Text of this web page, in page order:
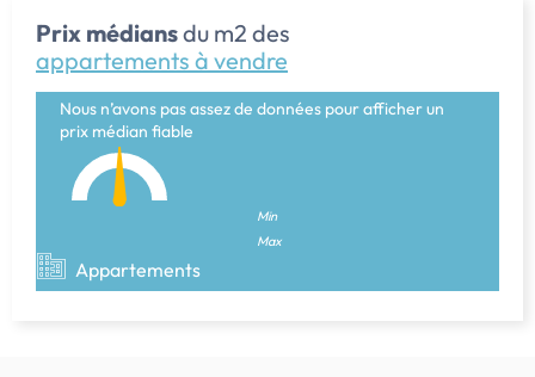
Prix médiansdu m2 des
appartements à vendre
Nous n’avons pas assez de données pour afficher un
prix médian fiable
Min
Max
Appartements